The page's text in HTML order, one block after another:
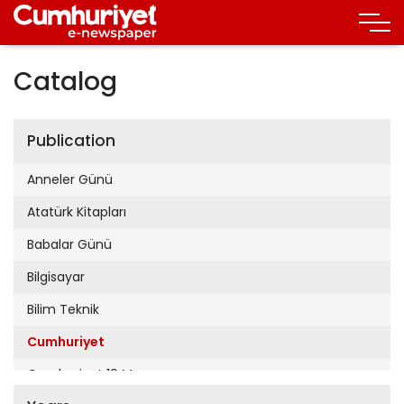
Catalog
Publication
Anneler Günü
Atatürk Kitapları
Babalar Günü
Bilgisayar
Bilim Teknik
Cumhuriyet
Cumhuriyet 19 Mayıs